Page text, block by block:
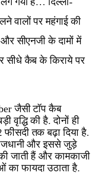
वालों पर महंगाई की
सीएनजी के दामों में
सीधे कैब के किराये पर
जैसी टॉप कैब
वृद्धि की है. दोनों ही
तक बढ़ा दिया है.
और इससे जुड़े
जाती हैं और कामकाजी
का फायदा उठाता है.